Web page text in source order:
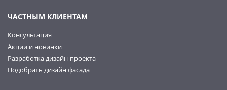
ЧАСТНЫМ КЛИЕНТАМ
Консультация
Акции и новинки
Разработка дизайн-проекта
Подобрать дизайн фасада